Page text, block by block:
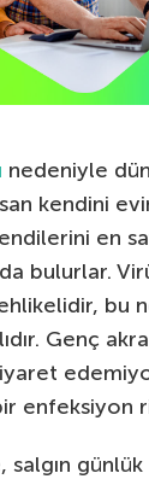
nedeniyle
kendini
en
bulurlar.
bu
Genç
enfeksiyon
salgın günlük